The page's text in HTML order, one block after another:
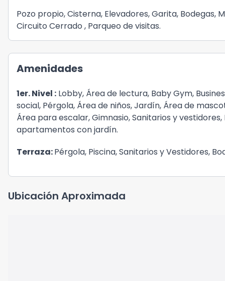
Pozo propio, Cisterna, Elevadores, Garita, Bodegas,
Circuito Cerrado , Parqueo de visitas.
Amenidades
1er. Nivel : Lobby, Área de lectura, Baby Gym,
social, Pérgola, Área de niños, Jardín, Área de
Área para escalar, Gimnasio, Sanitarios y vestidores,
apartamentos con jardín.
Terraza:Pérgola, Piscina, Sanitarios y Vestidores,
Ubicación Aproximada